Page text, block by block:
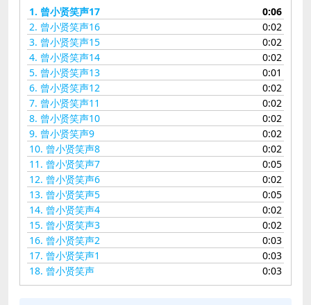
播
放
器
1. 曾小贤笑声17
0:06
2. 曾小贤笑声16
0:02
3. 曾小贤笑声15
0:02
4. 曾小贤笑声14
0:02
5. 曾小贤笑声13
0:01
6. 曾小贤笑声12
0:02
7. 曾小贤笑声11
0:02
8. 曾小贤笑声10
0:02
9. 曾小贤笑声9
0:02
10. 曾小贤笑声8
0:02
11. 曾小贤笑声7
0:05
12. 曾小贤笑声6
0:02
13. 曾小贤笑声5
0:05
14. 曾小贤笑声4
0:02
15. 曾小贤笑声3
0:02
16. 曾小贤笑声2
0:03
17. 曾小贤笑声1
0:03
18. 曾小贤笑声 0:03